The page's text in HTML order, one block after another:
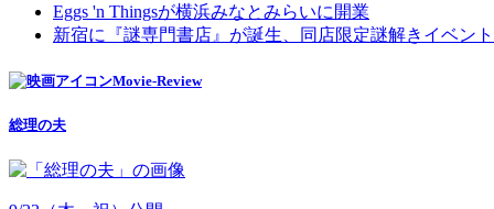
Eggs 'n Thingsが横浜みなとみらいに開業
新宿に『謎専門書店』が誕生、同店限定謎解きイベン
Movie-Review
総理の夫